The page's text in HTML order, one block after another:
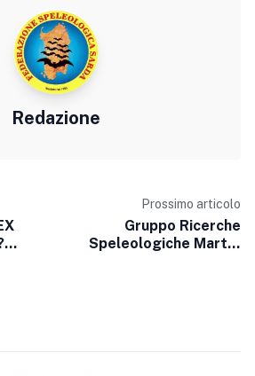
Redazione
Prossimo articolo
Gruppo Ricerche
Speleologiche Martel